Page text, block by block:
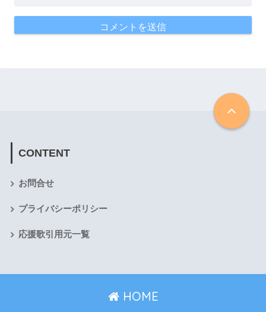
CONTENT
お問合せ
プライバシーポリシー
応援歌引用元一覧
HOME